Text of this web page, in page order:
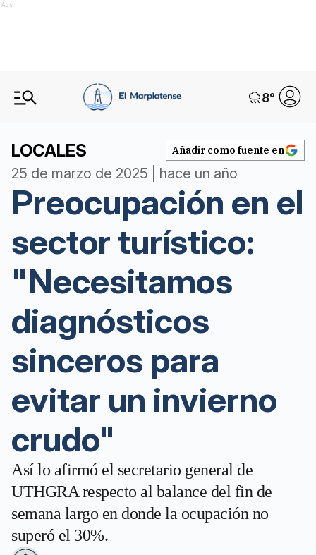
Ads
8°
LOCALES Añadir como fuente en
25 de marzo de 2025 | hace un año
Preocupación en el
sector turístico:
"Necesitamos
diagnósticos
sinceros para
evitar un invierno
crudo"
Así lo afirmó el secretario general de
UTHGRA respecto al balance del fin de
semana largo en donde la ocupación no
superó el 30%.